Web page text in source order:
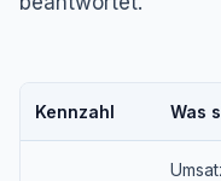
Kennzahl Was